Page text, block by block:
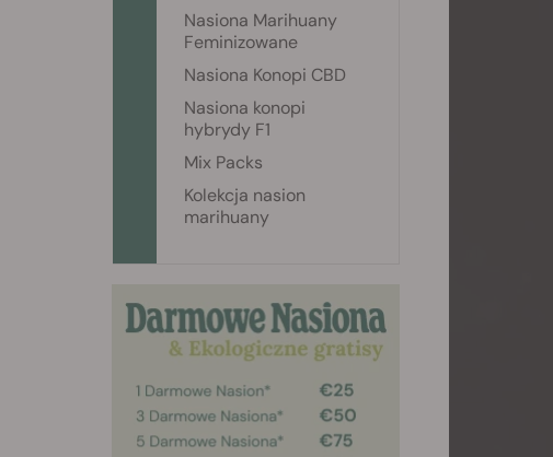
Nasiona Marihuany
Feminizowane
Nasiona Konopi CBD
Nasiona konopi
hybrydy F1
Mix Packs
Kolekcja nasion
marihuany